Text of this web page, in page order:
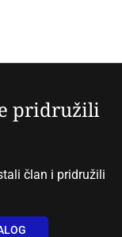
pridružili
član i pridružili